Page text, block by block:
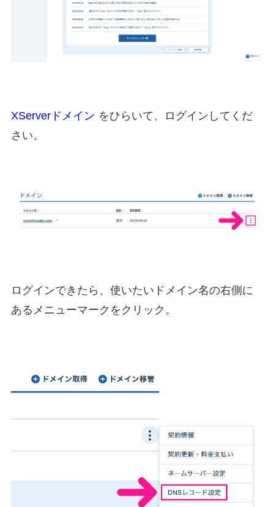
XServerドメイン をひらいて、ログインしてくだ
さい。
ログインできたら、使いたいドメイン名の右側に
あるメニューマークをクリック。